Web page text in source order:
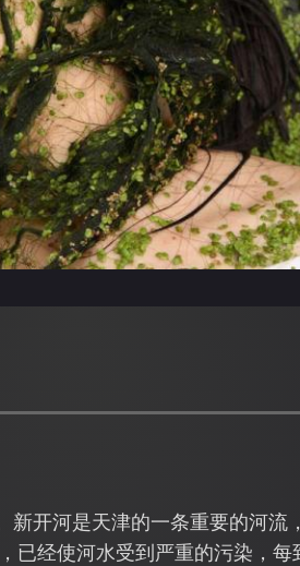
开河是天津的一条重要的河流
已经使河水受到严重的污染，